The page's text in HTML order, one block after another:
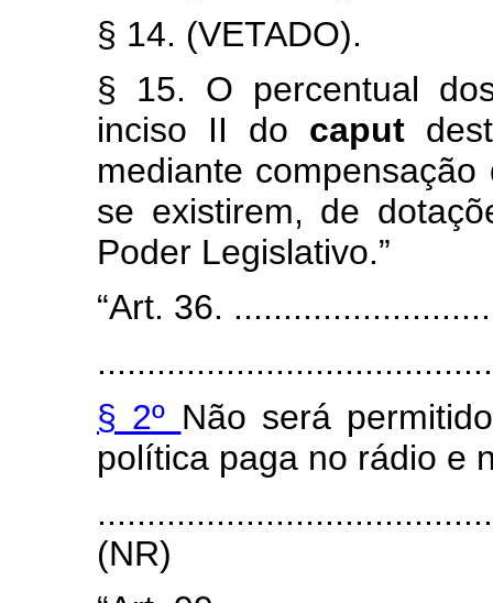
§ 14. (VETADO).
§ 15. O percentual
inciso II do caput
mediante
se existirem, de
Poder Legislativo.”
“Art. 36.
§ 2º Não será
política paga no rádio e
(NR)